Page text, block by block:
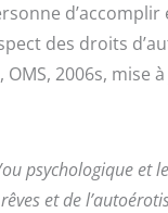
d’accomplir
des droits
2006s, mise
psychologique et
et de